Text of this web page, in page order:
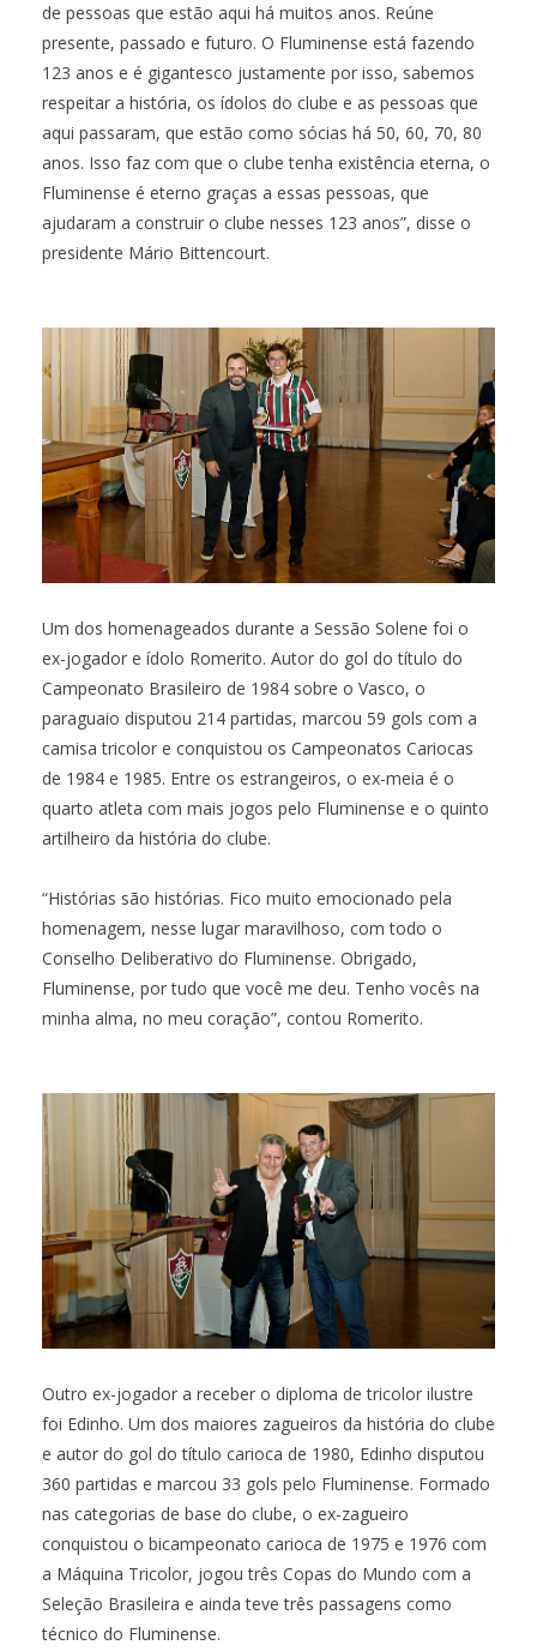
de pessoas que estão aqui há muitos anos. Reúne
presente, passado e futuro. O Fluminense está fazendo
123 anos e é gigantesco justamente por isso, sabemos
respeitar a história, os ídolos do clube e as pessoas que
aqui passaram, que estão como sócias há 50, 60, 70, 80
anos. Isso faz com que o clube tenha existência eterna, o
Fluminense é eterno graças a essas pessoas, que
ajudaram a construir o clube nesses 123 anos”, disse o
presidente Mário Bittencourt.
Um dos homenageados durante a Sessão Solene foi o
ex-jogador e ídolo Romerito. Autor do gol do título do
Campeonato Brasileiro de 1984 sobre o Vasco, o
paraguaio disputou 214 partidas, marcou 59 gols com a
camisa tricolor e conquistou os Campeonatos Cariocas
de 1984 e 1985. Entre os estrangeiros, o ex-meia é o
quarto atleta com mais jogos pelo Fluminense e o quinto
artilheiro da história do clube.
“Histórias são histórias. Fico muito emocionado pela
homenagem, nesse lugar maravilhoso, com todo o
Conselho Deliberativo do Fluminense. Obrigado,
Fluminense, por tudo que você me deu. Tenho vocês na
minha alma, no meu coração”, contou Romerito.
Outro ex-jogador a receber o diploma de tricolor ilustre
foi Edinho. Um dos maiores zagueiros da história do clube
e autor do gol do título carioca de 1980, Edinho disputou
360 partidas e marcou 33 gols pelo Fluminense. Formado
nas categorias de base do clube, o ex-zagueiro
conquistou o bicampeonato carioca de 1975 e 1976 com
a Máquina Tricolor, jogou três Copas do Mundo com a
Seleção Brasileira e ainda teve três passagens como
técnico do Fluminense.